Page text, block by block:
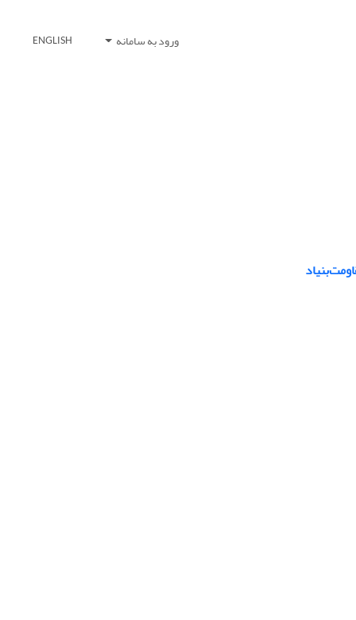
ورود به سامانه ENGLISH